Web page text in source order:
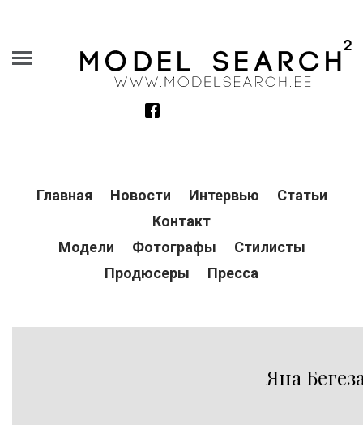
Главная Новости Интервью
Статьи
Контакт
Модели
Фотографы
Стилисты
Продюсеры
Пресса
Яна